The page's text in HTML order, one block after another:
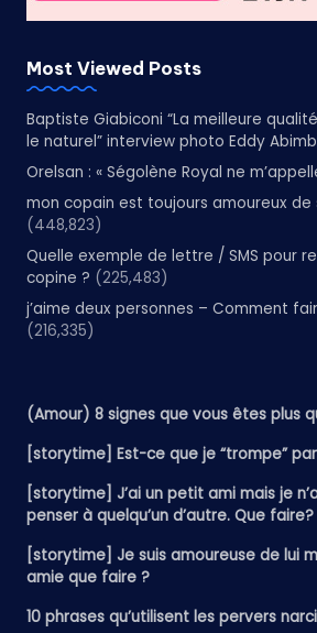
Most Viewed Posts
Baptiste Giabiconi “La meilleure
le naturel” interview photo Eddy
Orelsan : « Ségolène Royal ne
mon copain est toujours amoureux de
(448,823)
Quelle exemple de lettre / SMS pour
copine ? (225,483)
j’aime deux personnes – Comment
(216,335)
(Amour) 8 signes que vous êtes plus
[storytime] Est-ce que je “trompe”
[storytime] J’ai un petit ami mais je
penser à quelqu’un d’autre. Que faire?
[storytime] Je suis amoureuse de lui
amie que faire ?
10 phrases qu’utilisent les pervers